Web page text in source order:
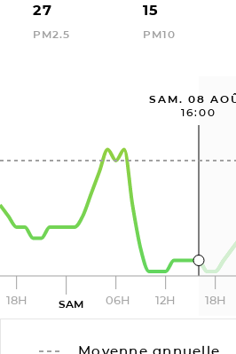
27
PM2.5
15
PM10
SAM. 08
16:00
18H SAM 06H 12H 18H